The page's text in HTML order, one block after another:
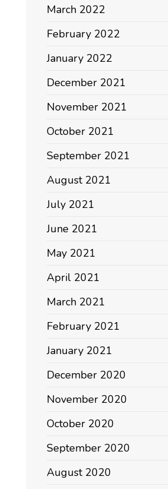
March 2022
February 2022
January 2022
December 2021
November 2021
October 2021
September 2021
August 2021
July 2021
June 2021
May 2021
April 2021
March 2021
February 2021
January 2021
December 2020
November 2020
October 2020
September 2020
August 2020